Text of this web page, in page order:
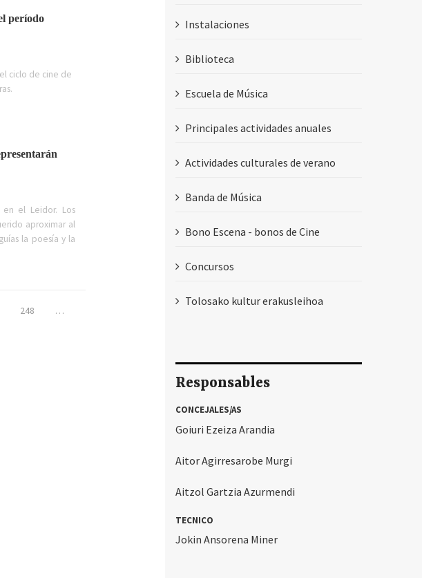
período
ciclo de cine de
el Leidor. Los
aproximar al
la poesía y la
248
…
Instalaciones
Biblioteca
Escuela de Música
Principales actividades anuales
Actividades culturales de verano
Banda de Música
Bono Escena - bonos de Cine
Concursos
Tolosako kultur erakusleihoa
Responsables
CONCEJALES/AS
Goiuri Ezeiza Arandia
Aitor Agirresarobe Murgi
Aitzol Gartzia Azurmendi
TECNICO
Jokin Ansorena Miner